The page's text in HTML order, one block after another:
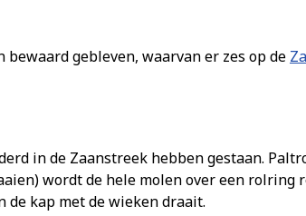
gebleven, waarvan er zes op de
in de Zaanstreek hebben gestaan.
wordt de hele molen over een rolring
kap met de wieken draait.